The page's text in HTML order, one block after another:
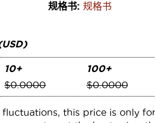
规格书: 规格书
10+
$0.0000
100+
$0.0000
this price is only